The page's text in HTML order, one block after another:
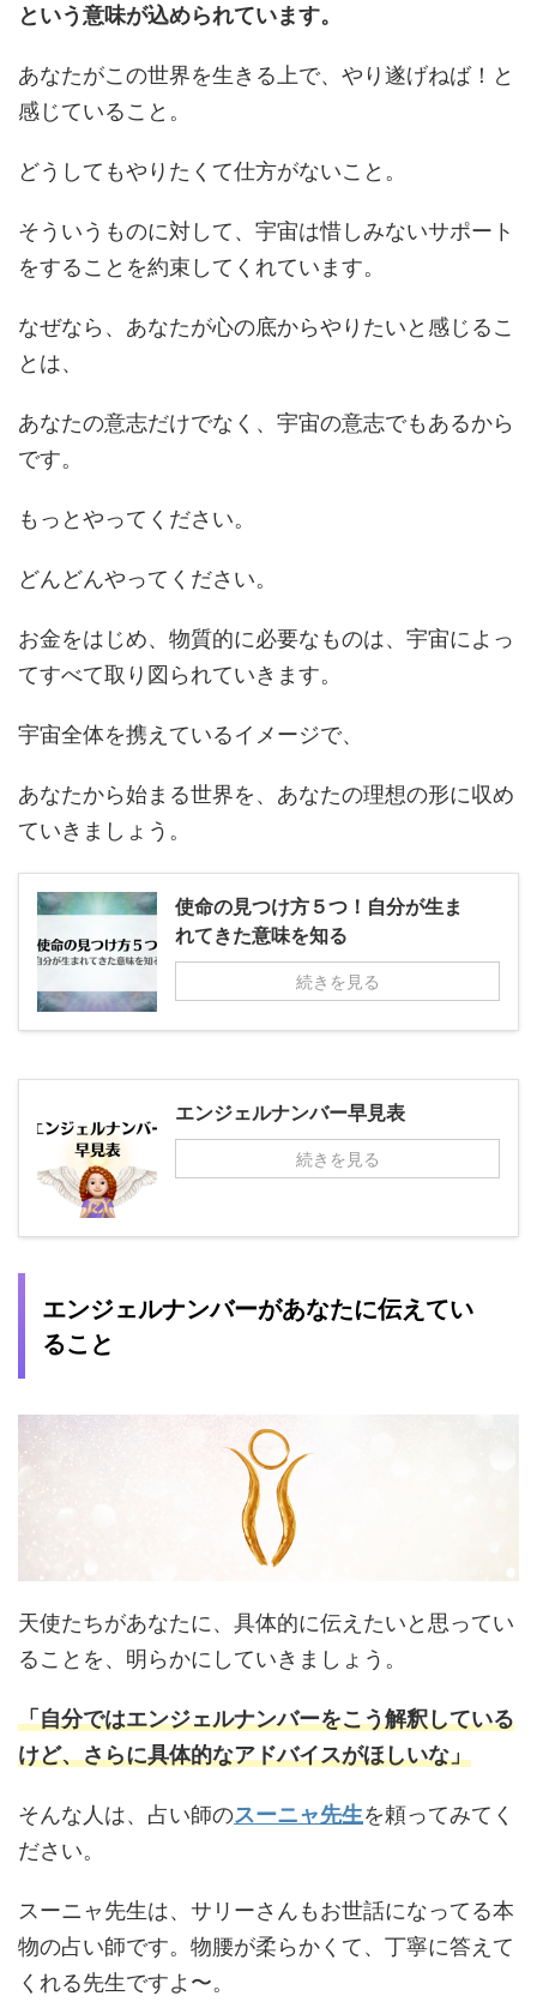
という意味が込められています。
あなたがこの世界を生きる上で、やり遂げねば！と
感じていること。
どうしてもやりたくて仕方がないこと。
そういうものに対して、宇宙は惜しみないサポート
をすることを約束してくれています。
なぜなら、あなたが心の底からやりたいと感じるこ
とは、
あなたの意志だけでなく、宇宙の意志でもあるから
です。
もっとやってください。
どんどんやってください。
お金をはじめ、物質的に必要なものは、宇宙によっ
てすべて取り図られていきます。
宇宙全体を携えているイメージで、
あなたから始まる世界を、あなたの理想の形に収め
ていきましょう。
使命の見つけ方５つ！自分が生ま
れてきた意味を知る
続きを見る
エンジェルナンバー早見表
続きを見る
エンジェルナンバーがあなたに伝えてい
ること
天使たちがあなたに、具体的に伝えたいと思ってい
ることを、明らかにしていきましょう。
「自分ではエンジェルナンバーをこう解釈している
けど、さらに具体的なアドバイスがほしいな」
そんな人は、占い師のスーニャ先生を頼ってみてく
ださい。
スーニャ先生は、サリーさんもお世話になってる本
物の占い師です。物腰が柔らかくて、丁寧に答えて
くれる先生ですよ〜。